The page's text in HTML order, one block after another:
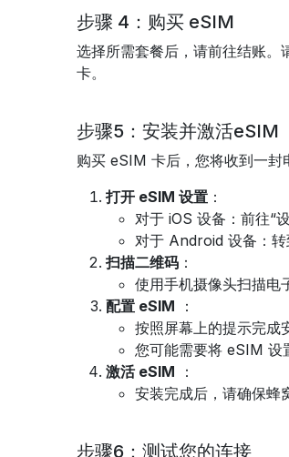
步骤 4：购买 eSIM
选择所需套餐后，请前往结账
卡。
步骤5：安装并激活eSIM
购买 eSIM 卡后，您将收到一封
打开 eSIM 设置 ：
对于 iOS 设备：前往“
对于 Android 设备：转
扫描二维码 ：
使用手机摄像头扫描电
配置 eSIM ：
按照屏幕上的提示完成
您可能需要将 eSIM 设
激活 eSIM ：
安装完成后，请确保蜂
步骤6：测试您的连接